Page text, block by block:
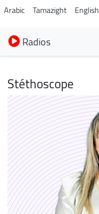
Arabic Tamazight English
Radios
Stéthoscope
Image